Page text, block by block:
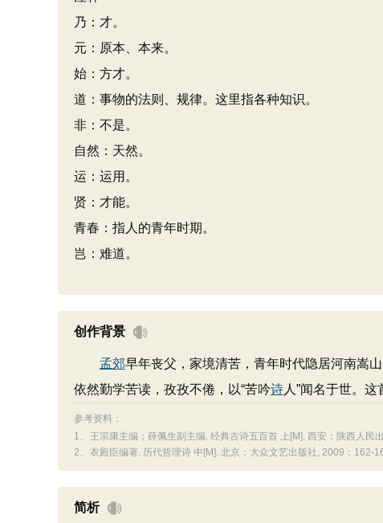
乃：才。
元：原本、本来。
始：方才。
道：事物的法则、规律。这里指各种知识。
非：不是。
自然：天然。
运：运用。
贤：才能。
青春：指人的青年时期。
岂：难道。
创作背景
孟郊早年丧父，家境清苦，青年时代隐居河南嵩
依然勤学苦读，孜孜不倦，以“苦吟诗人”闻名于世。
参考资料：
1、
王宗康主编；薛佩生副主编. 经典古诗五百首 上[M]. 西安：陕西人民
2、 衣殿臣编著. 历代哲理诗 中[M]. 北京：大众文艺出版社, 2009：162-
简析